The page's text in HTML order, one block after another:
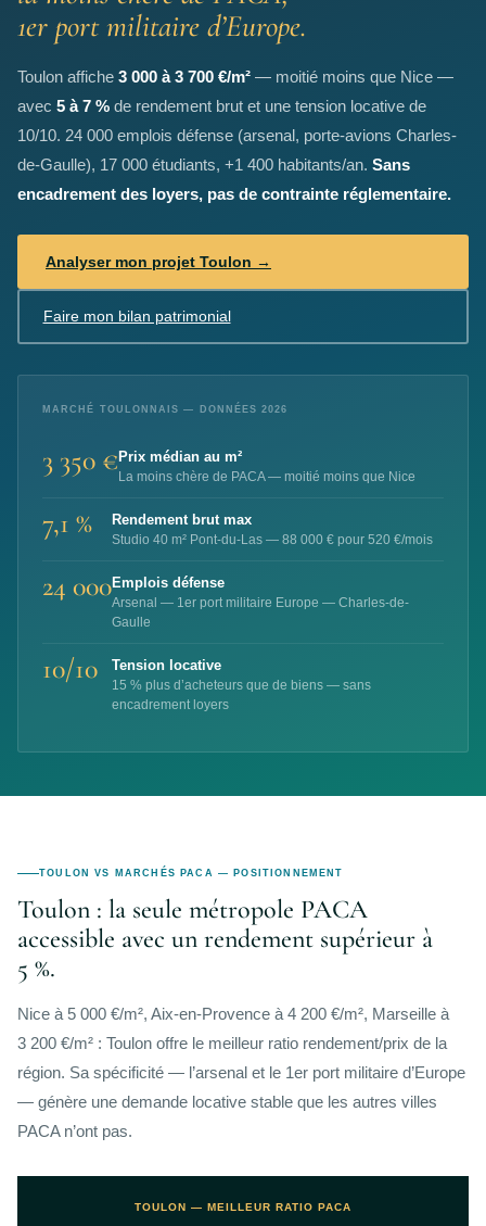
1er port militaire d’Europe.
Toulon affiche 3 000 à 3 700 €/m² — moitié moins que Nice —
avec 5 à 7 % de rendement brut et une tension locative de
10/10. 24 000 emplois défense (arsenal, porte-avions Charles-
de-Gaulle), 17 000 étudiants, +1 400 habitants/an. Sans
encadrement des loyers, pas de contrainte réglementaire.
Analyser mon projet Toulon →
Faire mon bilan patrimonial
MARCHÉ TOULONNAIS — DONNÉES 2026
3 350 € Prix médian au m²
La moins chère de PACA — moitié moins que Nice
7,1 % Rendement brut max
Studio 40 m² Pont-du-Las — 88 000 € pour 520 €/mois
24 000Emplois défense
Arsenal — 1er port militaire Europe — Charles-de-
Gaulle
10/10 Tension locative
15 % plus d’acheteurs que de biens — sans
encadrement loyers
TOULON VS MARCHÉS PACA — POSITIONNEMENT
Toulon : la seule métropole PACA
accessible avec un rendement supérieur à
5 %.
Nice à 5 000 €/m², Aix-en-Provence à 4 200 €/m², Marseille à
3 200 €/m² : Toulon offre le meilleur ratio rendement/prix de la
région. Sa spécificité — l’arsenal et le 1er port militaire d’Europe
— génère une demande locative stable que les autres villes
PACA n’ont pas.
TOULON — MEILLEUR RATIO PACA